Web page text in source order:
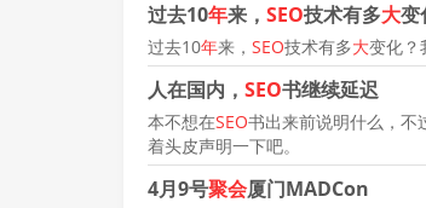
过去10年来， SEO技术有多大变
过去10年来， SEO技术有多大变化？
人在国内， SEO书继续延迟
本不想在SEO书出来前说明什么，不
着头皮声明一下吧。
4月9号聚会厦门MADCon